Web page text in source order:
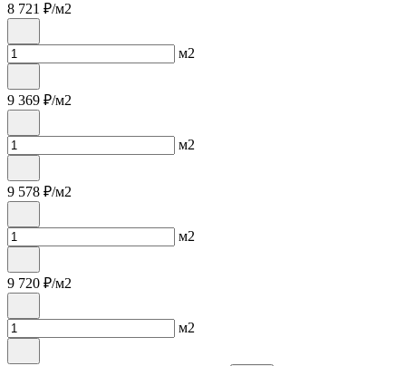
8 721 ₽/м2
м2
9 369 ₽/м2
м2
9 578 ₽/м2
м2
9 720 ₽/м2
м2